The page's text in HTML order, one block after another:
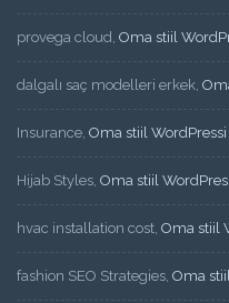
provega cloud, Oma stiil
dalgalı saç modelleri erkek,
Insurance, Oma stiil
Hijab Styles, Oma stiil
hvac installation cost, Oma stiil
fashion SEO Strategies, Oma